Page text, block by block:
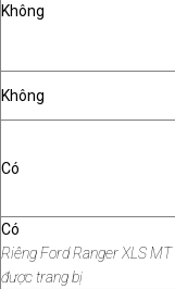
Không
Không
Có
Có
Riêng Ford Ranger XLS
được trang bị